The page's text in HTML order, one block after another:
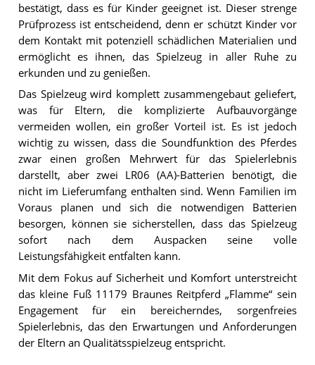
bestätigt, dass es für Kinder geeignet ist. Dieser strenge
Prüfprozess ist entscheidend, denn er schützt Kinder vor
dem Kontakt mit potenziell schädlichen Materialien und
ermöglicht es ihnen, das Spielzeug in aller Ruhe zu
erkunden und zu genießen.
Das Spielzeug wird komplett zusammengebaut geliefert,
was für Eltern, die komplizierte Aufbauvorgänge
vermeiden wollen, ein großer Vorteil ist. Es ist jedoch
wichtig zu wissen, dass die Soundfunktion des Pferdes
zwar einen großen Mehrwert für das Spielerlebnis
darstellt, aber zwei LR06 (AA)-Batterien benötigt, die
nicht im Lieferumfang enthalten sind. Wenn Familien im
Voraus planen und sich die notwendigen Batterien
besorgen, können sie sicherstellen, dass das Spielzeug
sofort nach dem Auspacken seine volle
Leistungsfähigkeit entfalten kann.
Mit dem Fokus auf Sicherheit und Komfort unterstreicht
das kleine Fuß 11179 Braunes Reitpferd „Flamme“ sein
Engagement für ein bereicherndes, sorgenfreies
Spielerlebnis, das den Erwartungen und Anforderungen
der Eltern an Qualitätsspielzeug entspricht.